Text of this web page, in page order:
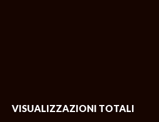
VISUALIZZAZIONI TOTALI